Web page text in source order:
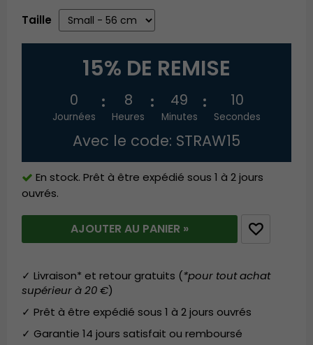
Taille
15% DE REMISE
0
Journées
8
Heures
49
Minutes
10
Secondes
Avec le code: STRAW15
En stock. Prêt à être expédié sous 1 à 2 jours
ouvrés.
AJOUTER AU PANIER »
✓ Livraison* et retour gratuits (*pour tout achat
supérieur à 20 €)
✓ Prêt à être expédié sous 1 à 2 jours ouvrés
✓ Garantie 14 jours satisfait ou remboursé